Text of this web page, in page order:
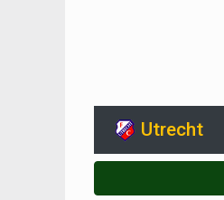
Utrecht